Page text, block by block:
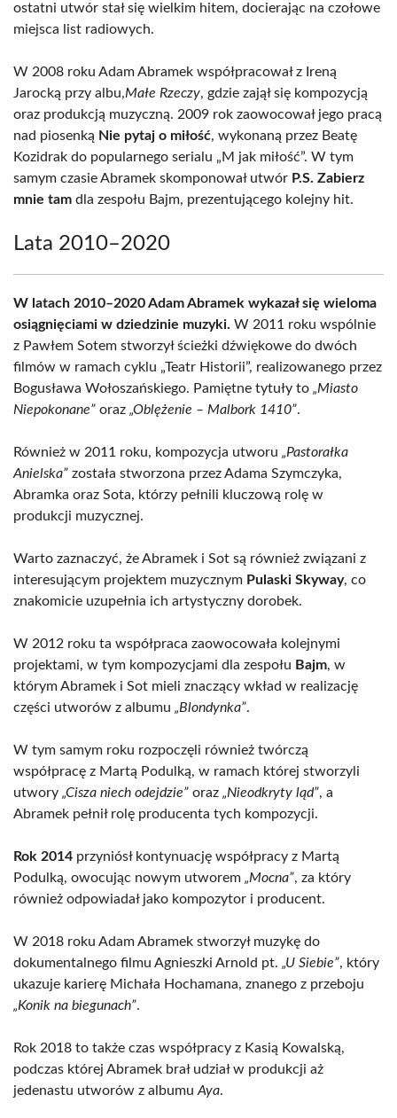
ostatni utwór stał się wielkim hitem, docierając na czołowe
miejsca list radiowych.
W 2008 roku Adam Abramek współpracował z Ireną
Jarocką przy albu,Małe Rzeczy, gdzie zajął się kompozycją
oraz produkcją muzyczną. 2009 rok zaowocował jego pracą
nad piosenką Nie pytaj o miłość, wykonaną przez Beatę
Kozidrak do popularnego serialu „M jak miłość”. W tym
samym czasie Abramek skomponował utwór P.S. Zabierz
mnie tam dla zespołu Bajm, prezentującego kolejny hit.
Lata 2010–2020
W latach 2010–2020 Adam Abramek wykazał się wieloma
osiągnięciami w dziedzinie muzyki. W 2011 roku wspólnie
z Pawłem Sotem stworzył ścieżki dźwiękowe do dwóch
filmów w ramach cyklu „Teatr Historii”, realizowanego przez
Bogusława Wołoszańskiego. Pamiętne tytuły to „Miasto
Niepokonane” oraz „Oblężenie – Malbork 1410”.
Również w 2011 roku, kompozycja utworu „Pastorałka
Anielska” została stworzona przez Adama Szymczyka,
Abramka oraz Sota, którzy pełnili kluczową rolę w
produkcji muzycznej.
Warto zaznaczyć, że Abramek i Sot są również związani z
interesującym projektem muzycznym Pulaski Skyway, co
znakomicie uzupełnia ich artystyczny dorobek.
W 2012 roku ta współpraca zaowocowała kolejnymi
projektami, w tym kompozycjami dla zespołu Bajm, w
którym Abramek i Sot mieli znaczący wkład w realizację
części utworów z albumu „Blondynka”.
W tym samym roku rozpoczęli również twórczą
współpracę z Martą Podulką, w ramach której stworzyli
utwory „Cisza niech odejdzie” oraz „Nieodkryty ląd”, a
Abramek pełnił rolę producenta tych kompozycji.
Rok 2014 przyniósł kontynuację współpracy z Martą
Podulką, owocując nowym utworem „Mocna”, za który
również odpowiadał jako kompozytor i producent.
W 2018 roku Adam Abramek stworzył muzykę do
dokumentalnego filmu Agnieszki Arnold pt. „U Siebie”, który
ukazuje karierę Michała Hochamana, znanego z przeboju
„Konik na biegunach”.
Rok 2018 to także czas współpracy z Kasią Kowalską,
podczas której Abramek brał udział w produkcji aż
jedenastu utworów z albumu Aya.